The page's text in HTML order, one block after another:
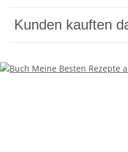
Kunden kauften